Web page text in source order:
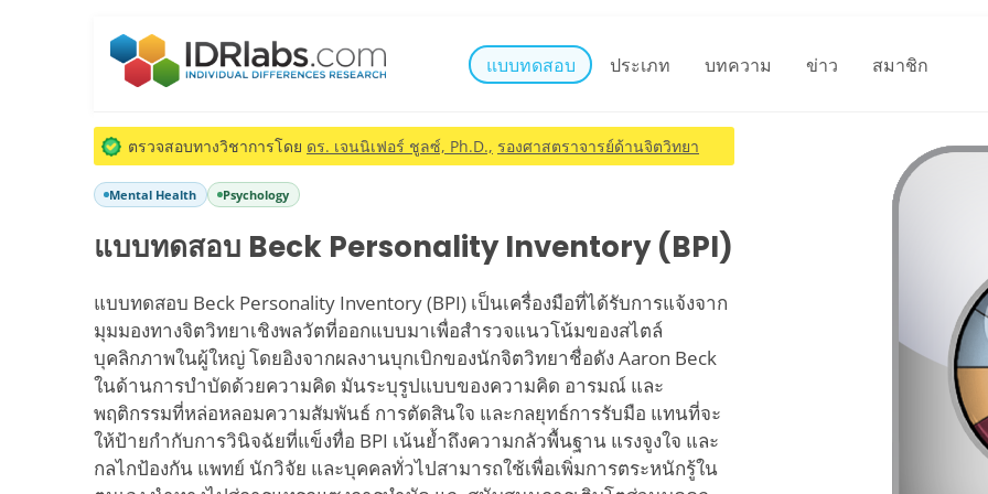
แบบทดสอบ ประเภท บทความ ข่าว สมาชิก
ตรวจสอบทางวิชาการโดย ดร. เจนนิเฟอร์ ชูลซ์, Ph.D., รองศาสตราจารย์ด้านจิตวิทยา
Mental Health Psychology
แบบทดสอบ Beck Personality Inventory (BPI)
แบบทดสอบ Beck Personality Inventory (BPI) เป็นเครื่องมือที่ได้รับการแจ้งจาก
มุมมองทางจิตวิทยาเชิงพลวัตที่ออกแบบมาเพื่อสำรวจแนวโน้มของสไตล์
บุคลิกภาพในผู้ใหญ่ โดยอิงจากผลงานบุกเบิกของนักจิตวิทยาชื่อดัง Aaron Beck
ในด้านการบำบัดด้วยความคิด มันระบุรูปแบบของความคิด อารมณ์ และ
พฤติกรรมที่หล่อหลอมความสัมพันธ์ การตัดสินใจ และกลยุทธ์การรับมือ แทนที่จะ
ให้ป้ายกำกับการวินิจฉัยที่แข็งทื่อ BPI เน้นย้ำถึงความกลัวพื้นฐาน แรงจูงใจ และ
กลไกป้องกัน แพทย์ นักวิจัย และบุคคลทั่วไปสามารถใช้เพื่อเพิ่มการตระหนักรู้ใน